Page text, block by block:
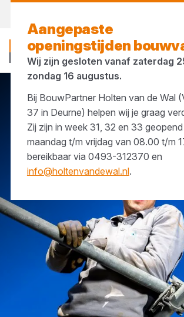
Algemene voorwaarden
Aangepaste
openingstijden
Wij zijn gesloten vanaf zaterdag
zondag 16 augustus.
Bij BouwPartner Holten van de Wal
37 in Deurne) helpen wij je graag
Zij zijn in week 31, 32 en 33
maandag t/m vrijdag van 08.00 t/m
bereikbaar via 0493-312370 en
info@holtenvandewal.nl.